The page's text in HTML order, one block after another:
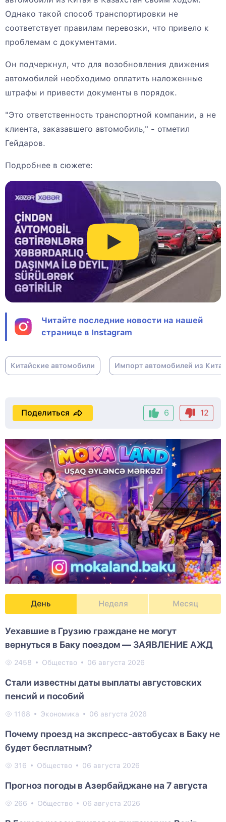
Однако такой способ транспортировки не
соответствует правилам перевозки, что привело к
проблемам с документами.
Он подчеркнул, что для возобновления движения
автомобилей необходимо оплатить наложенные
штрафы и привести документы в порядок.
"Это ответственность транспортной компании, а не
клиента, заказавшего автомобиль," - отметил
Гейдаров.
Подробнее в сюжете:
Читайте последние новости на нашей
странице в Instagram
Китайские автомобили Импорт автомобилей из
6 12
Поделиться
День Неделя Месяц
Уехавшие в Грузию граждане не могут
вернуться в Баку поездом — ЗАЯВЛЕНИЕ АЖД
2458 Общество 06 августа 2026
Стали известны даты выплаты августовских
пенсий и пособий
1168 Экономика 06 августа 2026
Почему проезд на экспресс-автобусах в Баку не
будет бесплатным?
316 Общество 06 августа 2026
Прогноз погоды в Азербайджане на 7 августа
266 Общество 06 августа 2026